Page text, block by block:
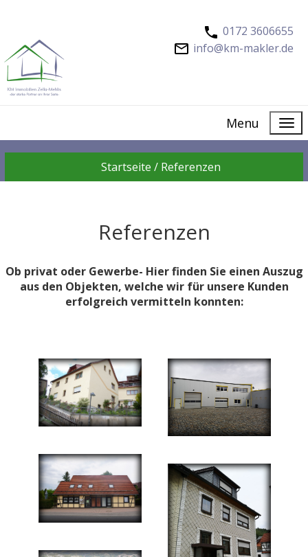
0172 3606655
info@km-makler.de
Menu
Startseite / Referenzen
Referenzen
Ob privat oder Gewerbe- Hier finden Sie einen Auszug
aus den Objekten, welche wir für unsere Kunden
erfolgreich vermitteln konnten: